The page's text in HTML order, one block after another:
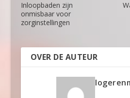
Inloopbaden zijn
onmisbaar voor
zorginstellingen
OVER DE AUTEUR